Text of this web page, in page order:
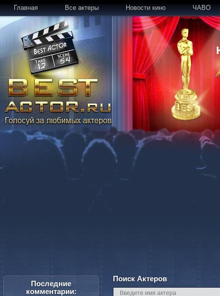
Главная Все актеры Новости кино ЧАВО
Поиск Актеров
Последние
комментарии: